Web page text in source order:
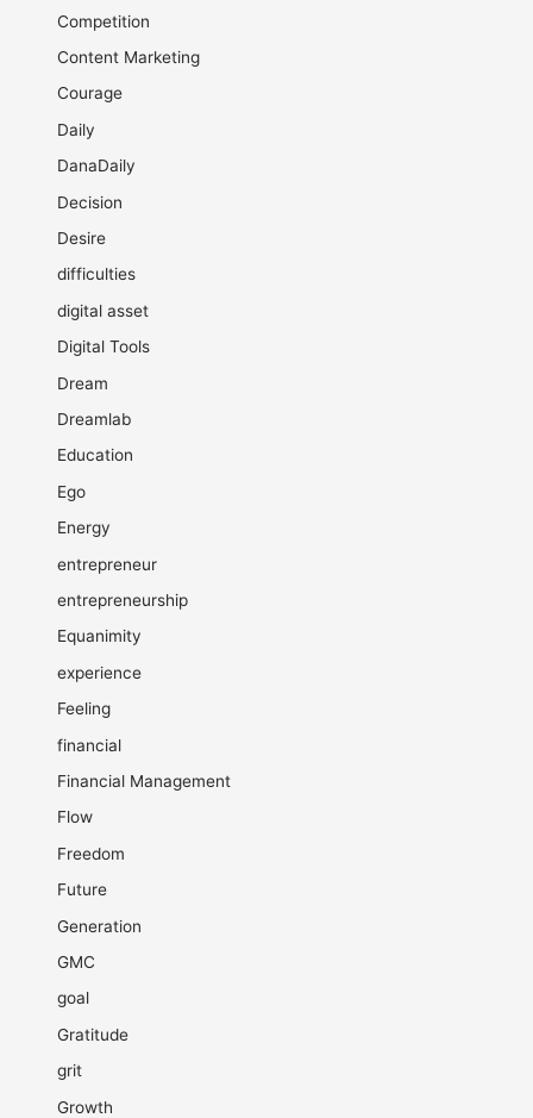
Competition
Content Marketing
Courage
Daily
DanaDaily
Decision
Desire
difficulties
digital asset
Digital Tools
Dream
Dreamlab
Education
Ego
Energy
entrepreneur
entrepreneurship
Equanimity
experience
Feeling
financial
Financial Management
Flow
Freedom
Future
Generation
GMC
goal
Gratitude
grit
Growth